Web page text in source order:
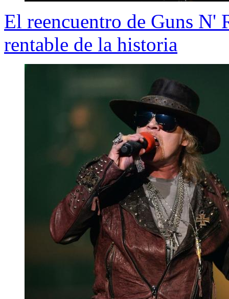
El reencuentro de Guns N'
rentable de la historia